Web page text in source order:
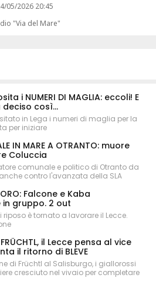
05/2026 20:45
"Via del Mare"
i NUMERI DI MAGLIA: eccoli! E
deciso così...
in Lega i numeri di maglia per la
per iniziare
IN MARE A OTRANTO: muore
Coluccia
comunale e politico di Otranto da
contro l'avanzata della SLA
Falcone e Kaba
gruppo. 2 out
riposo è tornato a lavorare il Lecce.
il Lecce pensa al vice
il ritorno di BLEVE
di Früchtl al Salisburgo, i giallorossi
cresciuto nel vivaio per completare